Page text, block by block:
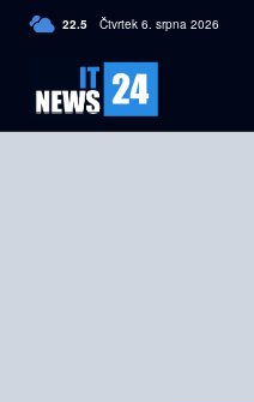
22.5 C Czech
Čtvrtek 6. srpna 2026